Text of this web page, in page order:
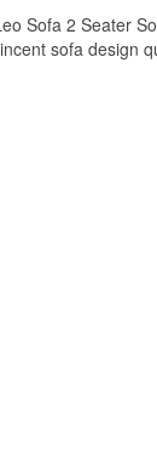
Sofa 2 Seater
sofa design